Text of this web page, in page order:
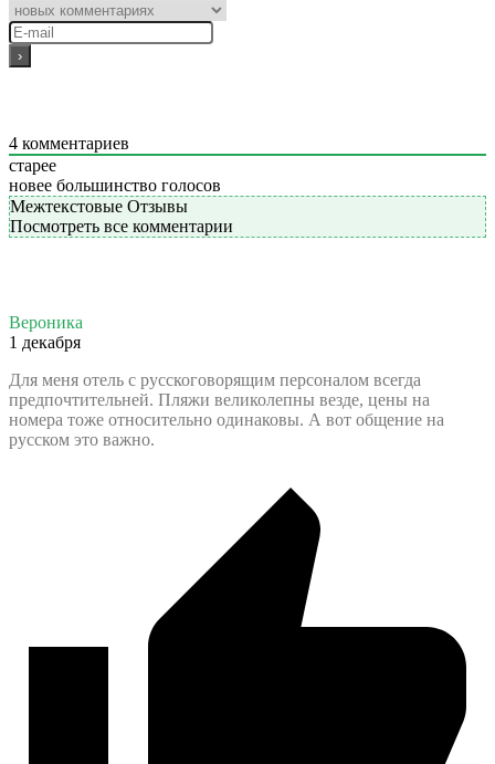
4 комментариев
старее
новее большинство голосов
Межтекстовые Отзывы
Посмотреть все комментарии
Вероника
1 декабря
Для меня отель с русскоговорящим персоналом всегда
предпочтительней. Пляжи великолепны везде, цены на
номера тоже относительно одинаковы. А вот общение на
русском это важно.